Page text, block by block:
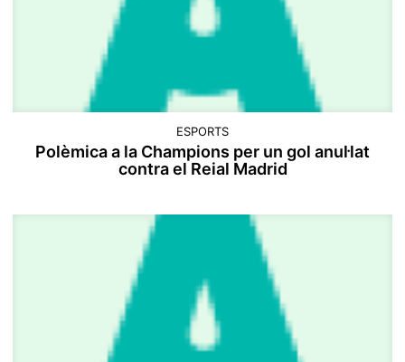
ESPORTS
Polèmica a la Champions per un gol anul·lat
contra el Reial Madrid